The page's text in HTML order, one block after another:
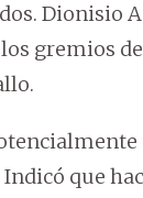
Dionisio
gremios
que